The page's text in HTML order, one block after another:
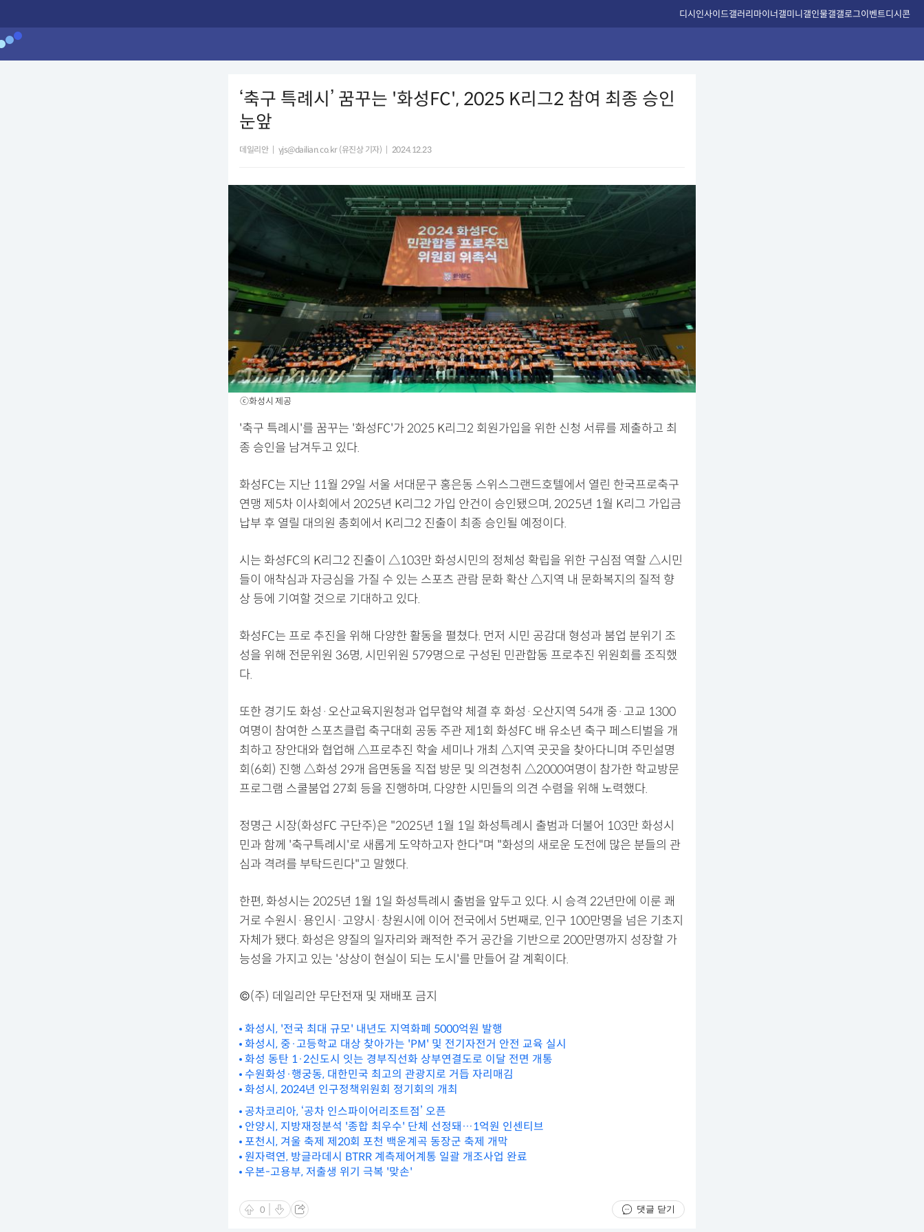
디시인사이드갤러리마이너갤미니갤인물갤갤로그이벤트디시콘
‘축구 특례시’ 꿈꾸는 '화성FC', 2025 K리그2 참여 최종 승인
눈앞
데일리안 yjs@dailian.co.kr (유진상 기자) 2024.12.23
ⓒ화성시 제공
'축구 특례시'를 꿈꾸는 '화성FC'가 2025 K리그2 회원가입을 위한 신청 서류를 제출하고 최
종 승인을 남겨두고 있다.
화성FC는 지난 11월 29일 서울 서대문구 홍은동 스위스그랜드호텔에서 열린 한국프로축구
연맹 제5차 이사회에서 2025년 K리그2 가입 안건이 승인됐으며, 2025년 1월 K리그 가입금
납부 후 열릴 대의원 총회에서 K리그2 진출이 최종 승인될 예정이다.
시는 화성FC의 K리그2 진출이 △103만 화성시민의 정체성 확립을 위한 구심점 역할 △시민
들이 애착심과 자긍심을 가질 수 있는 스포츠 관람 문화 확산 △지역 내 문화복지의 질적 향
상 등에 기여할 것으로 기대하고 있다.
화성FC는 프로 추진을 위해 다양한 활동을 펼쳤다. 먼저 시민 공감대 형성과 붐업 분위기 조
성을 위해 전문위원 36명, 시민위원 579명으로 구성된 민관합동 프로추진 위원회를 조직했
다.
또한 경기도 화성·오산교육지원청과 업무협약 체결 후 화성·오산지역 54개 중·고교 1300
여명이 참여한 스포츠클럽 축구대회 공동 주관 제1회 화성FC 배 유소년 축구 페스티벌을 개
최하고 장안대와 협업해 △프로추진 학술 세미나 개최 △지역 곳곳을 찾아다니며 주민설명
회(6회) 진행 △화성 29개 읍면동을 직접 방문 및 의견청취 △2000여명이 참가한 학교방문
프로그램 스쿨붐업 27회 등을 진행하며, 다양한 시민들의 의견 수렴을 위해 노력했다.
정명근 시장(화성FC 구단주)은 "2025년 1월 1일 화성특례시 출범과 더불어 103만 화성시
민과 함께 '축구특례시'로 새롭게 도약하고자 한다"며 "화성의 새로운 도전에 많은 분들의 관
심과 격려를 부탁드린다"고 말했다.
한편, 화성시는 2025년 1월 1일 화성특례시 출범을 앞두고 있다. 시 승격 22년만에 이룬 쾌
거로 수원시·용인시·고양시·창원시에 이어 전국에서 5번째로, 인구 100만명을 넘은 기초지
자체가 됐다. 화성은 양질의 일자리와 쾌적한 주거 공간을 기반으로 200만명까지 성장할 가
능성을 가지고 있는 '상상이 현실이 되는 도시'를 만들어 갈 계획이다.
©(주) 데일리안 무단전재 및 재배포 금지
화성시, '전국 최대 규모' 내년도 지역화폐 5000억원 발행
화성시, 중·고등학교 대상 찾아가는 'PM' 및 전기자전거 안전 교육 실시
화성 동탄 1·2신도시 잇는 경부직선화 상부연결도로 이달 전면 개통
수원화성·행궁동, 대한민국 최고의 관광지로 거듭 자리매김
화성시, 2024년 인구정책위원회 정기회의 개최
공차코리아, ‘공차 인스파이어리조트점’ 오픈
안양시, 지방재정분석 '종합 최우수' 단체 선정돼…1억원 인센티브
포천시, 겨울 축제 제20회 포천 백운계곡 동장군 축제 개막
원자력연, 방글라데시 BTRR 계측제어계통 일괄 개조사업 완료
우본-고용부, 저출생 위기 극복 '맞손'
0 댓글 닫기